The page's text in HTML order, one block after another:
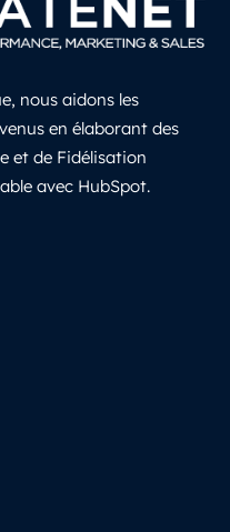
nous aidons les
en élaborant des
et de Fidélisation
avec HubSpot.